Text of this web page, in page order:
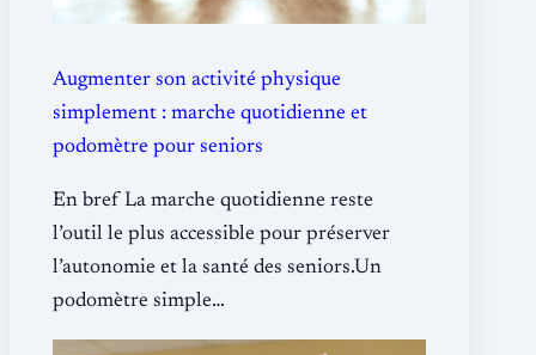
Augmenter son activité physique
simplement : marche quotidienne et
podomètre pour seniors
En bref La marche quotidienne reste
l’outil le plus accessible pour préserver
l’autonomie et la santé des seniors.Un
podomètre simple…